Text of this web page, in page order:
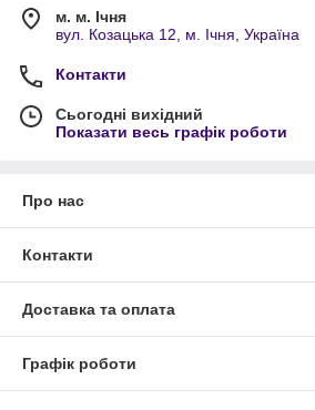
м. м. Ічня
вул. Козацька 12, м. Ічня, Україна
Контакти
Сьогодні вихідний
Показати весь графік роботи
Про нас
Контакти
Доставка та оплата
Графік роботи